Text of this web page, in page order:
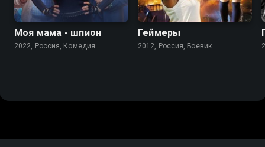
7.5
Моя мама - шпион
2022, Россия, Комедия
6.0 4.2
Геймеры
2012, Россия, Боевик